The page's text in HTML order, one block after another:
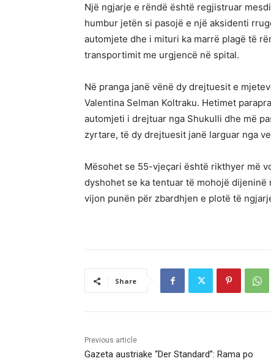
Një ngjarje e rëndë është regjistruar
humbur jetën si pasojë e një aksidenti
automjete dhe i mituri ka marrë plagë të
transportimit me urgjencë në spital.
Në pranga janë vënë dy drejtuesit e
Valentina Selman Koltraku. Hetimet
automjeti i drejtuar nga Shukulli dhe më
zyrtare, të dy drejtuesit janë larguar nga
Mësohet se 55-vjeçari është rikthyer më
dyshohet se ka tentuar të mohojë
vijon punën për zbardhjen e plotë të
Share
Previous article
Gazeta austriake “Der Standard”: Rama po